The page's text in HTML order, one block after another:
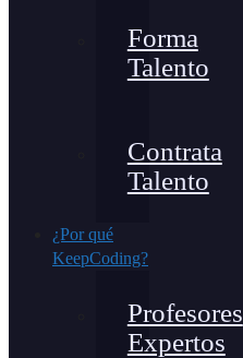
Forma
Talento
Contrata
Talento
¿Por qué
KeepCoding?
Profesores
Expertos